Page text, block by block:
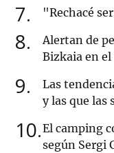
7 "Rechacé
8
Alertan de
Bizkaia en el
9
Las
y las que las
10 El camping
según Sergi